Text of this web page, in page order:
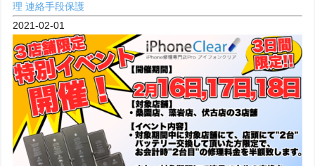
理連絡手段保護
2021-02-01